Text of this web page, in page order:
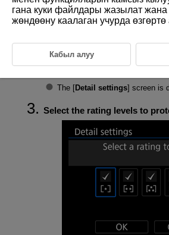
Images you rate at certain levels can be
you rate them.
Select [ :Protect when
The [Detail settings] screen is
Select the rating levels to
гана куки файлдары жазылат жана
жөндөөну каалаган учурда
Кабыл алуу